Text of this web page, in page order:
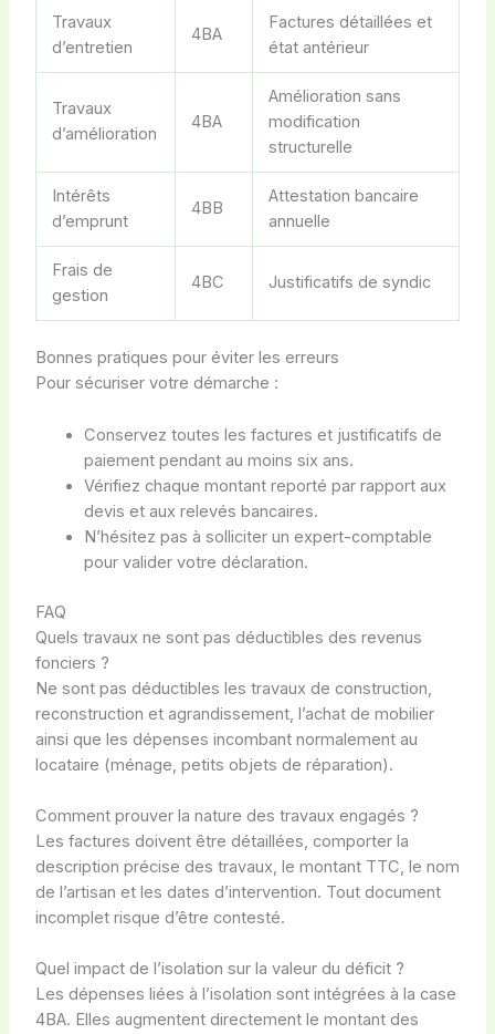
Travaux
d’entretien
4BA
Factures détaillées et
état antérieur
Travaux
d’amélioration
4BA
Amélioration sans
modification
structurelle
Intérêts
d’emprunt
4BB
Attestation bancaire
annuelle
Frais de
gestion
4BC Justificatifs de syndic
Bonnes pratiques pour éviter les erreurs
Pour sécuriser votre démarche :
Conservez toutes les factures et justificatifs de
paiement pendant au moins six ans.
Vérifiez chaque montant reporté par rapport aux
devis et aux relevés bancaires.
N’hésitez pas à solliciter un expert-comptable
pour valider votre déclaration.
FAQ
Quels travaux ne sont pas déductibles des revenus
fonciers ?
Ne sont pas déductibles les travaux de construction,
reconstruction et agrandissement, l’achat de mobilier
ainsi que les dépenses incombant normalement au
locataire (ménage, petits objets de réparation).
Comment prouver la nature des travaux engagés ?
Les factures doivent être détaillées, comporter la
description précise des travaux, le montant TTC, le nom
de l’artisan et les dates d’intervention. Tout document
incomplet risque d’être contesté.
Quel impact de l’isolation sur la valeur du déficit ?
Les dépenses liées à l’isolation sont intégrées à la case
4BA. Elles augmentent directement le montant des